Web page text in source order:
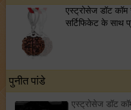
एस्ट्रोसेज डॉट कॉम
सर्टिफिकेट के साथ
पुनीत पांडे
एस्ट्रोसेज डॉट